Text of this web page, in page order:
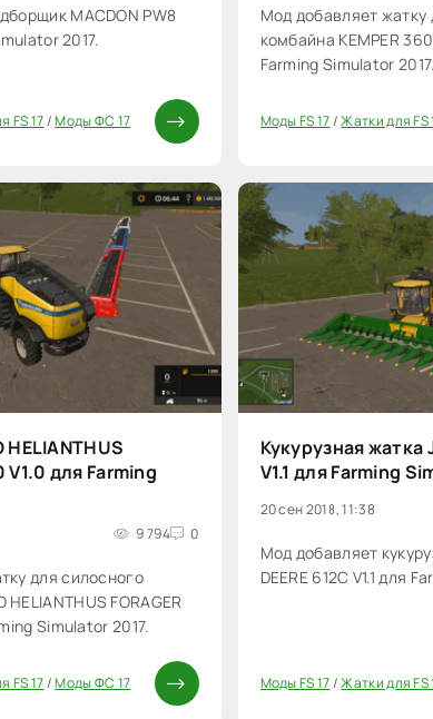
MACDON PW8
2017.
FS 17/Моды ФС 17
Мод добавляет жатку
комбайна KEMPER
Farming Simulator 2017.
20
Моды FS 17/Жатки для FS
V1.0 для Farming
9 794 0
для силосного
FORAGER
Simulator 2017.
FS 17/Моды ФС 17
Кукурузная жатка
V1.1 для Farming
20 сен 2018, 11:38
Мод добавляет
DEERE 612C V1.1 для
20
Моды FS 17/Жатки для FS